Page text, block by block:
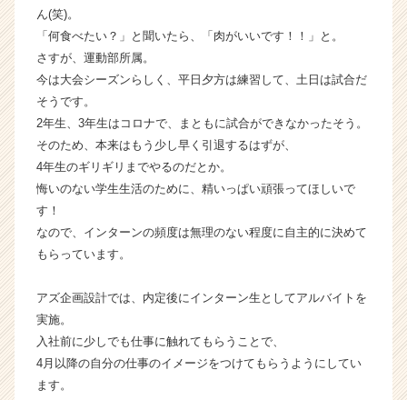
ウ
が
く
就
サ
イ
チ
ャ
（C
h
ん(笑)。
「何食べたい？」と聞いたら、「肉がいいです！！」と。
さすが、運動部所属。
今は大会シーズンらしく、平日夕方は練習して、土日は試合だ
そうです。
2年生、3年生はコロナで、まともに試合ができなかったそう。
そのため、本来はもう少し早く引退するはずが、
4年生のギリギリまでやるのだとか。
悔いのない学生生活のために、精いっぱい頑張ってほしいで
す！
なので、インターンの頻度は無理のない程度に自主的に決めて
もらっています。
アズ企画設計では、内定後にインターン生としてアルバイトを
実施。
入社前に少しでも仕事に触れてもらうことで、
4月以降の自分の仕事のイメージをつけてもらうようにしてい
ます。